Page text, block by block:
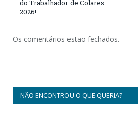
do Trabalhador de Colares
2026!
Os comentários estão fechados.
NÃO ENCONTROU O QUE QUERIA?